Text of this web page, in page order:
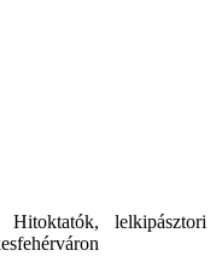
lelkipásztori